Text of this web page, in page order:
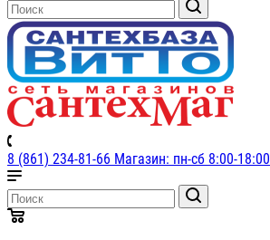
8 (861) 234-81-66 Магазин: пн-сб 8:00-18:00